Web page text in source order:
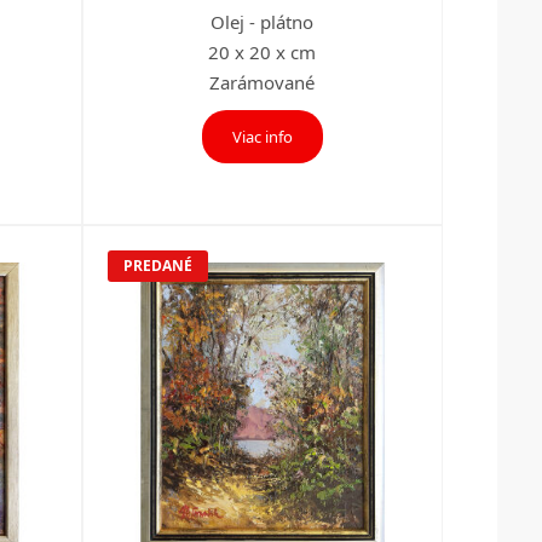
Olej - plátno
20 x 20 x cm
Zarámované
Viac info
PREDANÉ